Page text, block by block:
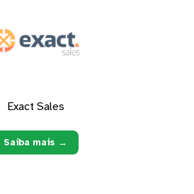
Exact Sales
Saiba mais →